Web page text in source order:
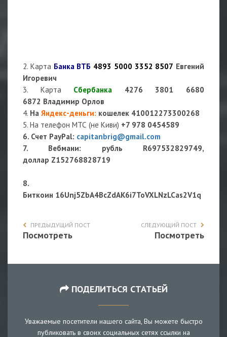
2. Карта Банка ВТБ 4893 5000 3352 8507 Евгений
Игоревич
3. Карта Сбербанка 4276 3801 6680
6872 Владимир Орлов
4. На Яндекс-деньги: кошелек 410012273300268
5. На телефон МТС (не Киви) +7 978 0454589
6. Счет PayPal: capitanbrig@gmail.com
7. Вебмани: рубль R697532829749,
доллар Z152768828719
8.
Биткоин 16Unj5ZbA4BcZdAK6i7ToVXLNzLCas2V1q
ПРЕДЫДУЩИЙ ПОСТ
Посмотреть
СЛЕДУЮЩИЙ ПОСТ
Посмотреть
ПОДЕЛИТЬСЯ СТАТЬЕЙ
Уважаемые посетители нашего сайта, Вы можете быстро
публиковать в своих социальных сетях ссылки на